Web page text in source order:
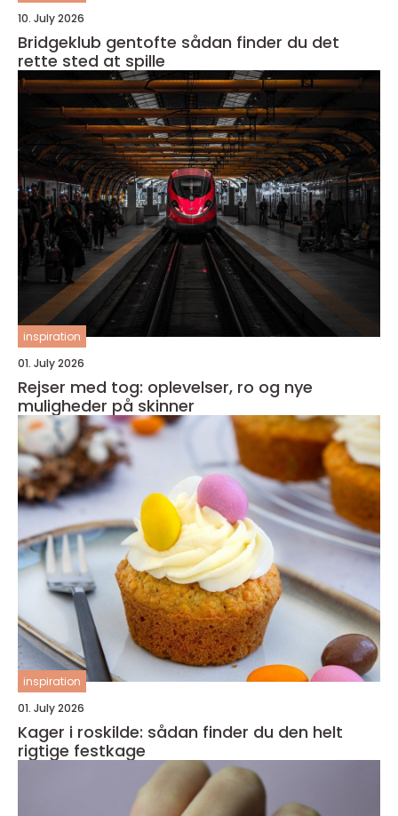
10. July 2026
Bridgeklub gentofte sådan finder du det
rette sted at spille
inspiration
01. July 2026
Rejser med tog: oplevelser, ro og nye
muligheder på skinner
inspiration
01. July 2026
Kager i roskilde: sådan finder du den helt
rigtige festkage